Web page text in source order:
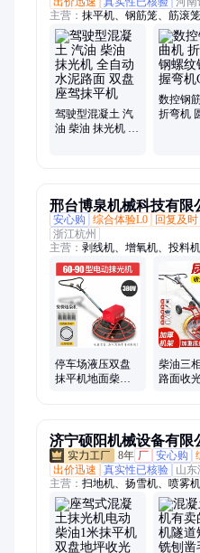
主营： 抹平机、钢筋笼、筋滚
驾驶型混凝土 汽
油 柴油 抹光机 全
数控钢
折弯机
邢台博泉机械科技有限
安心购
综合体验L0 回复及时
浙江杭州
主营： 剥线机、增氧机、投料
机、磨刀机、粗糙度仪、压刨
机、拉花锯、种子精选机、装
机、母线机、小吊机、举升机
机、灌装机
停车场液压双盘
抹平机地面柴油
柴油三
路面收
济宁硕阳机械设备有限
8年 厂 安心购
出价迅速
真实性已核验
山东
主营： 扫地机、扬雪机、喷雾
毛机、喷水车、喷洒车、气动
浆机、抹光机、拉毛机、洒水
毛车、振动尺、弯管机、振动